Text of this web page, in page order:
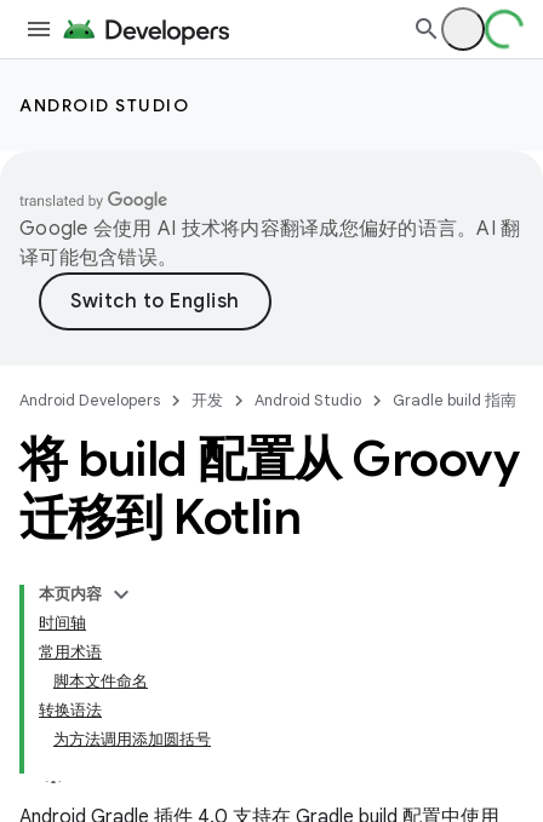
ANDROID STUDIO
Google 会使用 AI 技术将内容翻译成您偏好的语言。AI 翻
译可能包含错误。
Android Developers 开发 Android Studio Gradle build 指南
将 build 配置从 Groovy
迁移到 Kotlin
本页内容
时间轴
常用术语
脚本文件命名
转换语法
为方法调用添加圆括号
Android Gradle 插件 4.0 支持在 Gradle build 配置中使用